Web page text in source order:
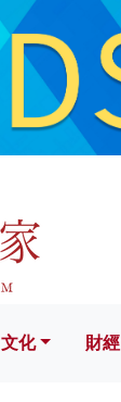
財經
文化 財經